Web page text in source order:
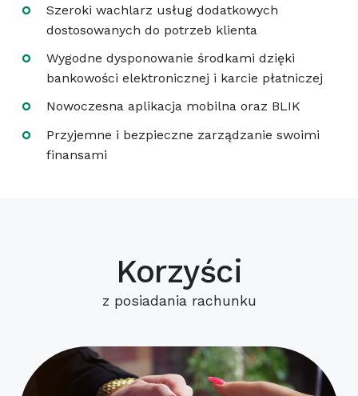
Szeroki wachlarz usług dodatkowych
dostosowanych do potrzeb klienta
Wygodne dysponowanie środkami dzięki
bankowości elektronicznej i karcie płatniczej
Nowoczesna aplikacja mobilna oraz BLIK
Przyjemne i bezpieczne zarządzanie swoimi
finansami
Korzyści
z posiadania rachunku